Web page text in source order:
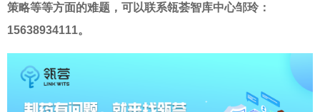
策略等等方面的难题，可以联系瓴荟智库中心邹玲：
15638934111。